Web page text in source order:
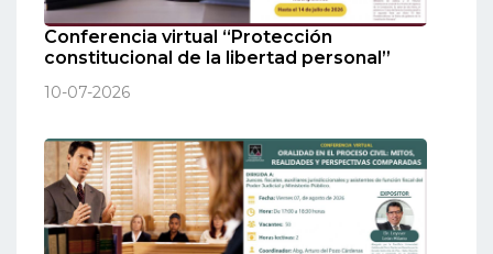
Conferencia virtual “Protección
constitucional de la libertad personal”
10-07-2026